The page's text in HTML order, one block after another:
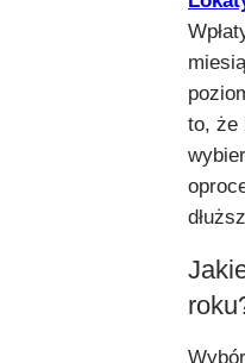
to, że
Wybór